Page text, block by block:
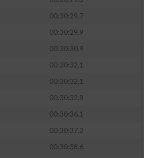
00:30:29.7
00:30:29.9
00:30:30.9
00:30:32.1
00:30:32.1
00:30:32.8
00:30:36.1
00:30:37.2
00:30:38.6